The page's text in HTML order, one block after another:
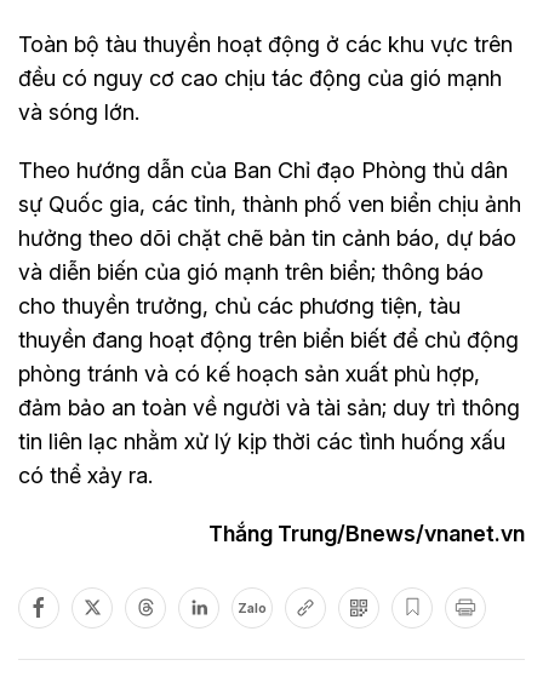
Toàn bộ tàu thuyền hoạt động ở các khu vực trên
đều có nguy cơ cao chịu tác động của gió mạnh
và sóng lớn.
Theo hướng dẫn của Ban Chỉ đạo Phòng thủ dân
sự Quốc gia, các tỉnh, thành phố ven biển chịu ảnh
hưởng theo dõi chặt chẽ bản tin cảnh báo, dự báo
và diễn biến của gió mạnh trên biển; thông báo
cho thuyền trưởng, chủ các phương tiện, tàu
thuyền đang hoạt động trên biển biết để chủ động
phòng tránh và có kế hoạch sản xuất phù hợp,
đảm bảo an toàn về người và tài sản; duy trì thông
tin liên lạc nhằm xử lý kịp thời các tình huống xấu
có thể xảy ra.
Thắng Trung/Bnews/vnanet.vn
Zalo